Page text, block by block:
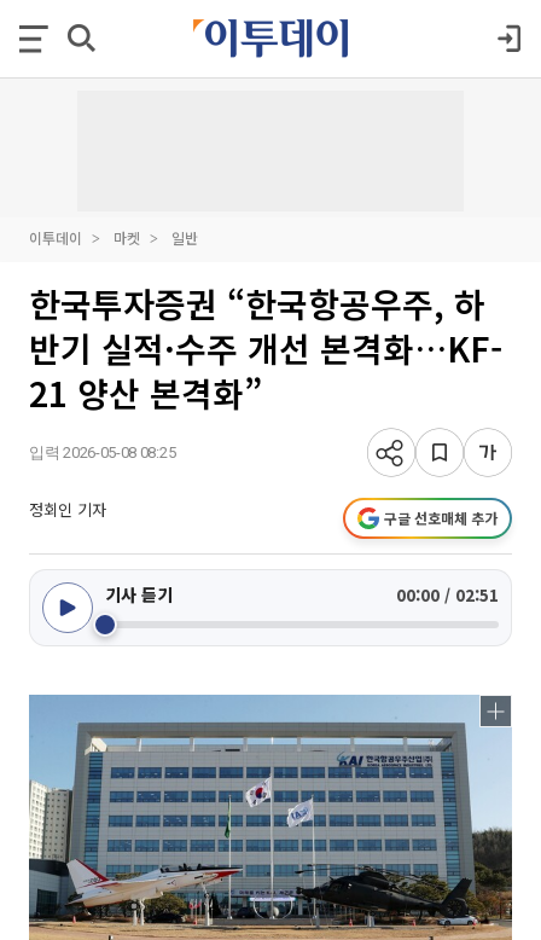
이투데이 마켓 일반
한국투자증권 “한국항공우주, 하
반기 실적·수주 개선 본격화…KF-
21 양산 본격화”
입력 2026-05-08 08:25
정회인 기자 구글 선호매체 추가
기사 듣기 00:00 / 02:51